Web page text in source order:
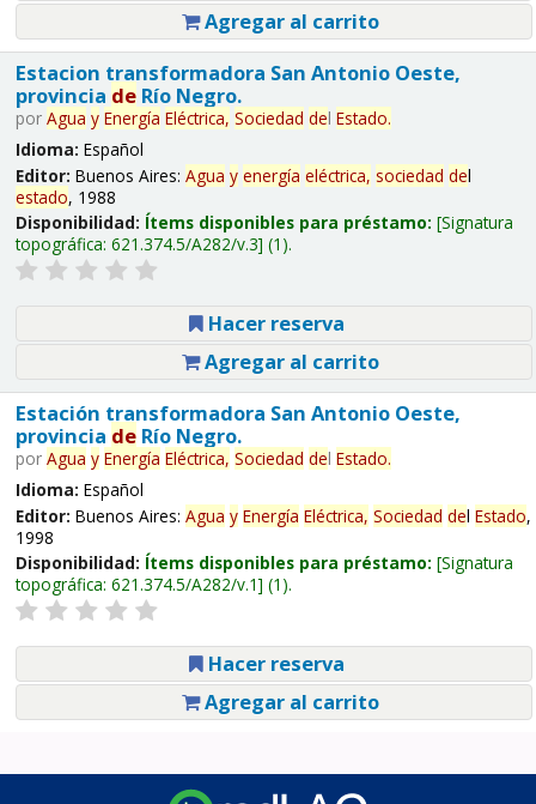
Agregar al carrito
Estacion transformadora San Antonio Oeste,
provincia deRío Negro.
por Agua y Energía Eléctrica, Sociedad del Estado.
Idioma: Español
Editor: Buenos Aires: Agua y energía eléctrica, sociedad del
estado, 1988
Disponibilidad: Ítems disponibles para préstamo: Signatura
topográfica: 621.374.5/A282/v.3 (1).
Hacer reserva
Agregar al carrito
Estación transformadora San Antonio Oeste,
provincia deRío Negro.
por Agua y Energía Eléctrica, Sociedad del Estado.
Idioma: Español
Editor: Buenos Aires: Agua y Energía Eléctrica, Sociedad del Estado,
1998
Disponibilidad: Ítems disponibles para préstamo: Signatura
topográfica: 621.374.5/A282/v.1 (1).
Hacer reserva
Agregar al carrito